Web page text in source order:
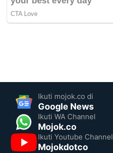
Ikuti mojok.co di
Google News
Ikuti WA Channel
Mojok.co
Ikuti Youtube Channel
Mojokdotco